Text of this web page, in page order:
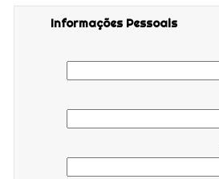
Informações Pessoais